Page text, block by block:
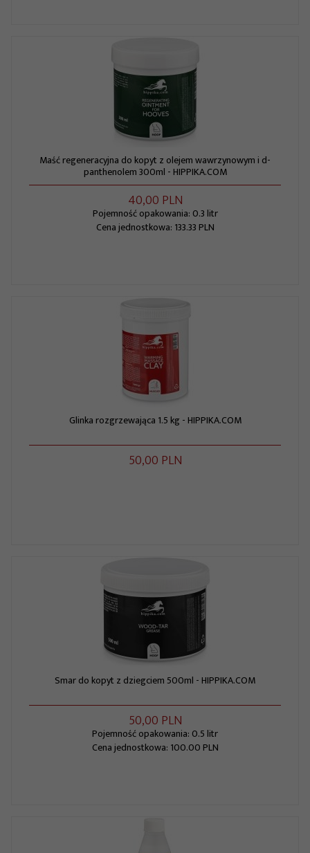
Maść regeneracyjna do kopyt z olejem wawrzynowym i d-
panthenolem 300ml - HIPPIKA.COM
40,00 PLN
Pojemność opakowania: 0.3 litr
Cena jednostkowa: 133.33 PLN
Glinka rozgrzewająca 1.5 kg - HIPPIKA.COM
50,00 PLN
Smar do kopyt z dziegciem 500ml - HIPPIKA.COM
50,00 PLN
Pojemność opakowania: 0.5 litr
Cena jednostkowa: 100.00 PLN